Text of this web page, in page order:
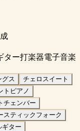
ター打楽器電子音楽
ス
チェロスイート
トピアノ
チェンバー
スティックフォーク
ギター